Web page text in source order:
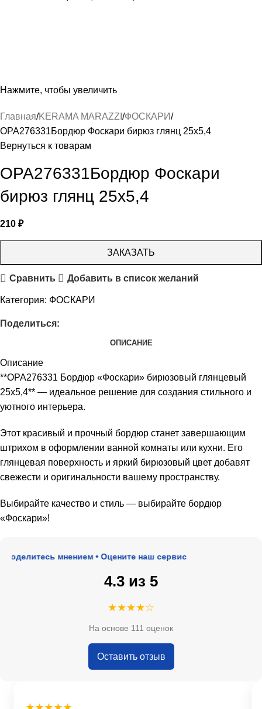
Нажмите, чтобы увеличить
Главная KERAMA MARAZZI ФОСКАРИ
OPA276331Бордюр Фоскари бирюз глянц 25х5,4
Вернуться к товарам
OPA276331Бордюр Фоскари
бирюз глянц 25х5,4
210 ₽
ЗАКАЗАТЬ
Сравнить Добавить в список желаний
Категория: ФОСКАРИ
Поделиться:
ОПИСАНИЕ
Описание
**OPA276331 Бордюр «Фоскари» бирюзовый глянцевый
25х5,4** — идеальное решение для создания стильного и
уютного интерьера.
Этот красивый и прочный бордюр станет завершающим
штрихом в оформлении ванной комнаты или кухни. Его
глянцевая поверхность и яркий бирюзовый цвет добавят
свежести и оригинальности вашему пространству.
Выбирайте качество и стиль — выбирайте бордюр
«Фоскари»!
мнением • Оцените наш сервис
4.3 из 5
★★★★☆
На основе 111 оценок
Оставить отзыв